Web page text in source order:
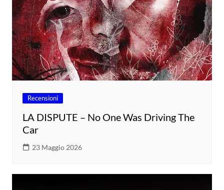
Recensioni
LA DISPUTE – No One Was Driving The
Car
23 Maggio 2026